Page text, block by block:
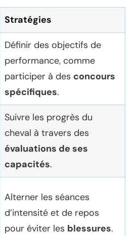
Stratégies
Définir des objectifs de
performance, comme
participer à des concours
spécifiques.
Suivre les progrès du
cheval à travers des
évaluations de ses
capacités.
Alterner les séances
d’intensité et de repos
pour éviter les blessures.